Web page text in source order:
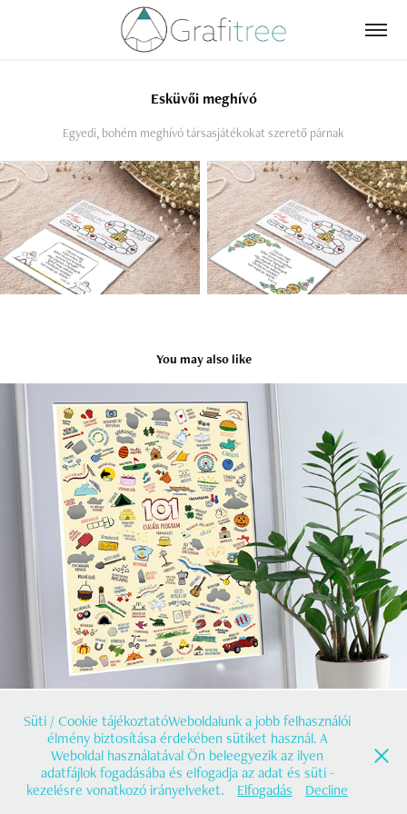
Esküvői meghívó
Egyedi, bohém meghívó társasjátékokat szerető párnak
You may also like
Kaparós plakát
2020
@2019 Őri Zsolt e.v. | info@grafitree.hu | +36 20/425 9822
Süti / Cookie tájékoztatóWeboldalunk a jobb felhasználói
élmény biztosítása érdekében sütiket használ. A
Weboldal használatával Ön beleegyezik az ilyen
adatfájlok fogadásába és elfogadja az adat és süti -
kezelésre vonatkozó irányelveket.
Elfogadás Decline